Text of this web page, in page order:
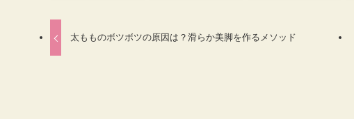
太もものボツボツの原因は？滑らか美脚を作るメソッド